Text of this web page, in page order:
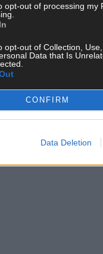
opt-out of processing my
opt-out of Collection,
Data that Is
CONFIRM
Data Deletion